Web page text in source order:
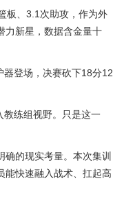
板、3.1次助攻，作为外
力新星，数据含金量十
登场，决赛砍下18分12
教练组视野。只是这一
的现实考量。本次集训
能快速融入战术、扛起高